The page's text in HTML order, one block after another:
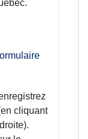
cliquant